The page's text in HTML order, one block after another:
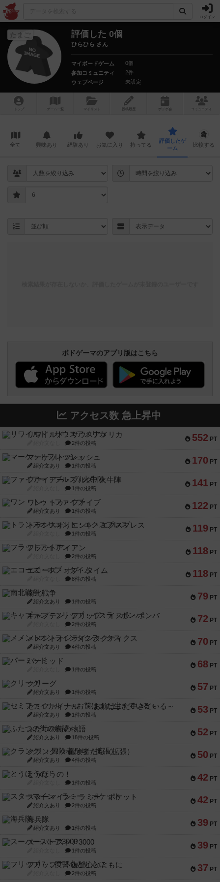
ログイン
たまご 評価した 0個
ひらひら さん
マイボードゲーム
0個
参加コミュニティ
2件
ウェブページ
未設定
トップ ゲーム一覧 マイリスト 投稿履歴 ボ ドゲ コミュニティ
全て 興味あり 経験あり お気に入り 持ってる
評価したゲ
ーム
比較する
ボドゲーマのアプリ版はこちら
アクセス数 急上昇中
552 PT
リワイルド：サウスアメリカ
2件の投稿
170 PT
マーケットフレッシュ
紹介文あり 1件の投稿
141 PT
ファイアー・ブルズ / 火牛陣
1件の投稿
122 PT
ワン・トゥ・ファイブ
紹介文あり 1件の投稿
119 PT
トランスオリエント・エクスプレス
1件の投稿
118 PT
フラットアイアン
2件の投稿
118 PT
エコーズ・オブ・タイム
8件の投稿
79 PT
南北戦争
紹介文あり 1件の投稿
72 PT
キャプテン・フリップ：イスラ・ボンバ
2件の投稿
70 PT
メメントオンラインタクティクス
紹介文あり 4件の投稿
68 PT
パーミッド
1件の投稿
57 PT
クリーグ
紹介文あり 1件の投稿
53 PT
セミファイナル ～お前はまだ生きている～
紹介文あり 1件の投稿
52 PT
ふたつの街の物語
紹介文あり 18件の投稿
50 PT
クランク! ：冒険者たち（拡張）
紹介文あり 4件の投稿
42 PT
とうほうの！
1件の投稿
42 PT
スターマイン・ラミー ポケット
紹介文あり 2件の投稿
39 PT
海兵隊
紹介文あり 1件の投稿
39 PT
スーパーストア3000
1件の投稿
37 PT
フリップ７：復讐心とともに
2件の投稿